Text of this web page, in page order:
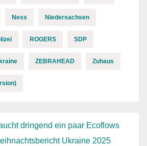
Ness Niedersachsen
ROGERS SDP
ZEBRAHEAD Zuhaus
dringend ein paar Ecoflows
Ukraine 2025